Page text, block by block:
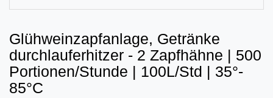
Glühweinzapfanlage, Getränke
durchlauferhitzer - 2 Zapfhähne | 500
Portionen/Stunde | 100L/Std | 35°-
85°C